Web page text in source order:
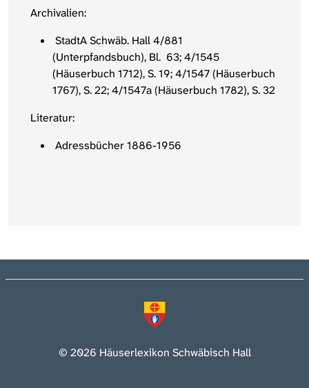
Archivalien:
StadtA Schwäb. Hall 4/881
(Unterpfandsbuch), Bl. 63; 4/1545
(Häuserbuch 1712), S. 19; 4/1547 (Häuserbuch
1767), S. 22; 4/1547a (Häuserbuch 1782), S. 32
Literatur:
Adressbücher 1886-1956
© 2026 Häuserlexikon Schwäbisch Hall